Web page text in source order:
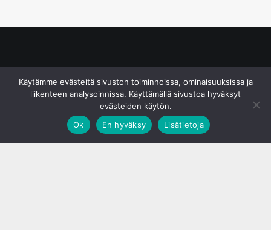
Käytämme evästeitä sivuston toiminnoissa, ominaisuuksissa ja
liikenteen analysoinnissa. Käyttämällä sivustoa hyväksyt
evästeiden käytön.
Ok
En hyväksy Lisätietoja